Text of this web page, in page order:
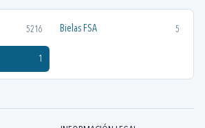
5216 Bielas FSA 5
1